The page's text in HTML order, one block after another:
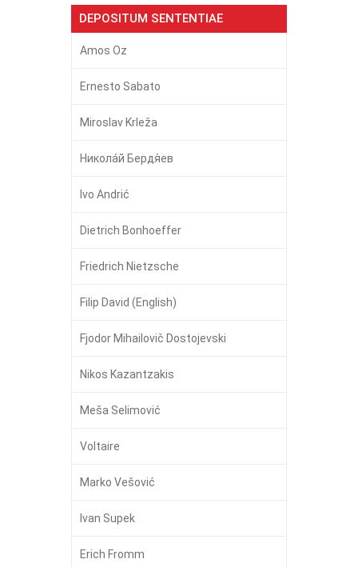
DEPOSITUM SENTENTIAE
Amos Oz
Ernesto Sabato
Miroslav Krleža
Никола́й Бердя́ев
Ivo Andrić
Dietrich Bonhoeffer
Friedrich Nietzsche
Filip David (English)
Fjodor Mihailovič Dostojevski
Nikos Kazantzakis
Meša Selimović
Voltaire
Marko Vešović
Ivan Supek
Erich Fromm